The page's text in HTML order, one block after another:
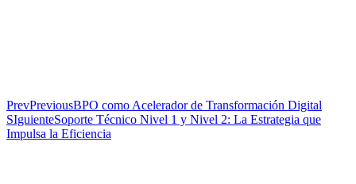
PrevPreviousBPO como Acelerador de Transformación Digital
SIguienteSoporte Técnico Nivel 1 y Nivel 2: La Estrategia que
Impulsa la Eficiencia